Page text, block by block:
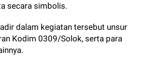
secara simbolis.
dalam kegiatan tersebut unsur
Kodim 0309/Solok, serta para